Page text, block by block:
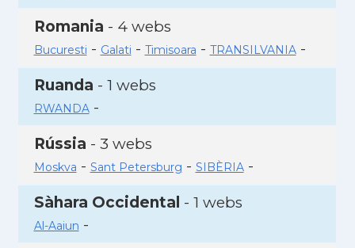
Romania - 4 webs
Bucuresti - Galati - Timisoara - TRANSILVANIA-
Ruanda - 1 webs
RWANDA-
Rússia - 3 webs
Moskva - Sant Petersburg - SIBÈRIA-
Sàhara Occidental - 1 webs
Al-Aaiun -